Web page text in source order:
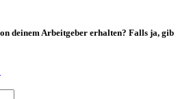
deinem Arbeitgeber erhalten? Falls ja, gib